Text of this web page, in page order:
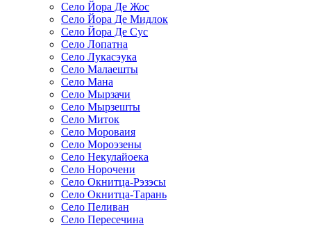
Село Йора Де Жос
Село Йора Де Мидлок
Село Йора Де Сус
Село Лопатна
Село Лукасэука
Село Малаешты
Село Мана
Село Мырзачи
Село Мырзешты
Село Миток
Село Мороваия
Село Мороэзены
Село Некулайоека
Село Норочени
Село Окнитца-Рэзэсы
Село Окнитца-Тарань
Село Пеливан
Село Пересечина